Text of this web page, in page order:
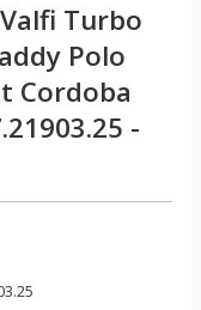
Turbo
Polo
Cordoba
-